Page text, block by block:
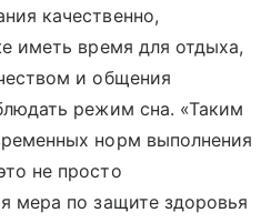
качественно,
иметь время для отдыха,
и общения
режим сна. «Таким
норм выполнения
не просто
мера по защите здоровья